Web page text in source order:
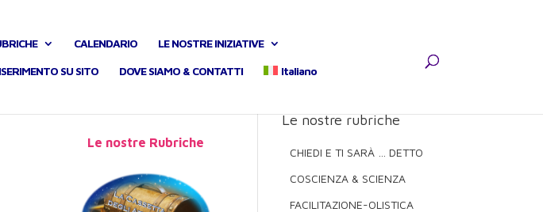
CALENDARIO LE NOSTRE INIZIATIVE
SU SITO DOVE SIAMO & CONTATTI Italiano
Le nostre Rubriche
Le nostre rubriche
CHIEDI E TI SARÀ … DETTO
COSCIENZA & SCIENZA
FACILITAZIONE-OLISTICA